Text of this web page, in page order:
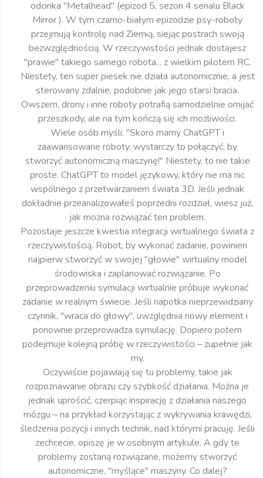
odcinka "Metalhead" (epizod 5, sezon 4 serialu Black
Mirror ). W tym czarno-białym epizodzie psy-roboty
przejmują kontrolę nad Ziemią, siejąc postrach swoją
bezwzględnością. W rzeczywistości jednak dostajesz
"prawie" takiego samego robota... z wielkim pilotem RC.
Niestety, ten super piesek nie działa autonomicznie, a jest
sterowany zdalnie, podobnie jak jego starsi bracia.
Owszem, drony i inne roboty potrafią samodzielnie omijać
przeszkody, ale na tym kończą się ich możliwości.
Wiele osób myśli: "Skoro mamy ChatGPT i
zaawansowane roboty, wystarczy to połączyć, by
stworzyć autonomiczną maszynę!" Niestety, to nie takie
proste. ChatGPT to model językowy, który nie ma nic
wspólnego z przetwarzaniem świata 3D. Jeśli jednak
dokładnie przeanalizowałeś poprzedni rozdział, wiesz już,
jak można rozwiązać ten problem.
Pozostaje jeszcze kwestia integracji wirtualnego świata z
rzeczywistością. Robot, by wykonać zadanie, powinien
najpierw stworzyć w swojej "głowie" wirtualny model
środowiska i zaplanować rozwiązanie. Po
przeprowadzeniu symulacji wirtualnie próbuje wykonać
zadanie w realnym świecie. Jeśli napotka nieprzewidziany
czynnik, "wraca do głowy", uwzględnia nowy element i
ponownie przeprowadza symulację. Dopiero potem
podejmuje kolejną próbę w rzeczywistości – zupełnie jak
my.
Oczywiście pojawiają się tu problemy, takie jak
rozpoznawanie obrazu czy szybkość działania. Można je
jednak uprościć, czerpiąc inspirację z działania naszego
mózgu – na przykład korzystając z wykrywania krawędzi,
śledzenia pozycji i innych technik, nad którymi pracuję. Jeśli
zechcecie, opiszę je w osobnym artykule. A gdy te
problemy zostaną rozwiązane, możemy stworzyć
autonomiczne, "myślące" maszyny. Co dalej?